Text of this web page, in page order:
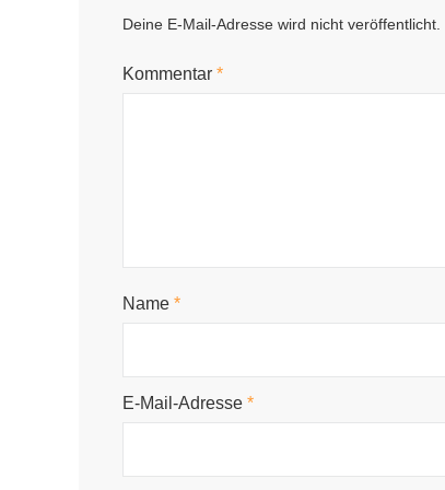
Deine E-Mail-Adresse wird nicht veröffentlicht.
Kommentar *
Name *
E-Mail-Adresse *